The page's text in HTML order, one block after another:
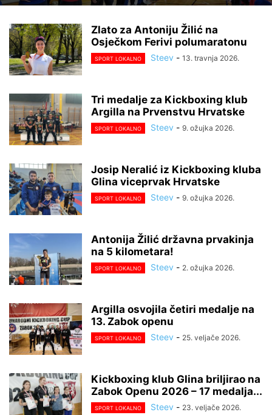
Zlato za Antoniju Žilić na
Osječkom Ferivi polumaratonu
SPORT LOKALNO Steev - 13. travnja 2026.
Tri medalje za Kickboxing klub
Argilla na Prvenstvu Hrvatske
SPORT LOKALNO Steev - 9. ožujka 2026.
Josip Neralić iz Kickboxing kluba
Glina viceprvak Hrvatske
SPORT LOKALNO Steev - 9. ožujka 2026.
Antonija Žilić državna prvakinja
na 5 kilometara!
SPORT LOKALNO Steev - 2. ožujka 2026.
Argilla osvojila četiri medalje na
13. Zabok openu
SPORT LOKALNO Steev - 25. veljače 2026.
Kickboxing klub Glina briljirao na
Zabok Openu 2026 – 17 medalja...
SPORT LOKALNO Steev - 23. veljače 2026.